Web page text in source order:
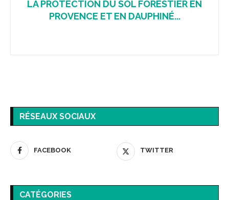
LA PROTECTION DU SOL FORESTIER EN
PROVENCE ET EN DAUPHINÉ...
RÉSEAUX SOCIAUX
FACEBOOK TWITTER
CATÉGORIES